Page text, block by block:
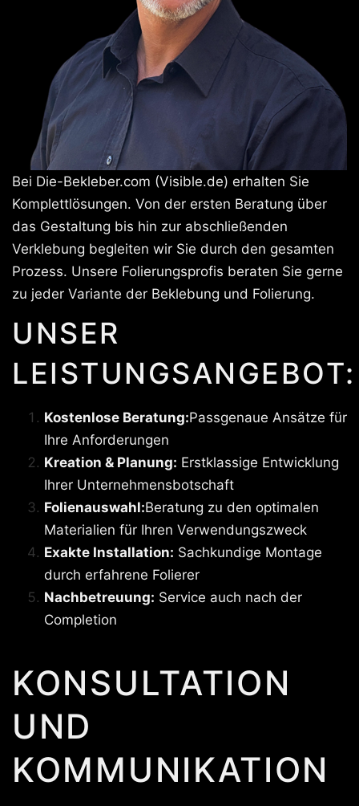
Bei Die-Bekleber.com (Visible.de) erhalten Sie
Komplettlösungen. Von der ersten Beratung über
das Gestaltung bis hin zur abschließenden
Verklebung begleiten wir Sie durch den gesamten
Prozess. Unsere Folierungsprofis beraten Sie gerne
zu jeder Variante der Beklebung und Folierung.
UNSER
LEISTUNGSANGEBOT:
Kostenlose Beratung:Passgenaue Ansätze für
Ihre Anforderungen
Kreation & Planung: Erstklassige Entwicklung
Ihrer Unternehmensbotschaft
Folienauswahl:Beratung zu den optimalen
Materialien für Ihren Verwendungszweck
Exakte Installation: Sachkundige Montage
durch erfahrene Folierer
Nachbetreuung: Service auch nach der
Completion
KONSULTATION
UND
KOMMUNIKATION